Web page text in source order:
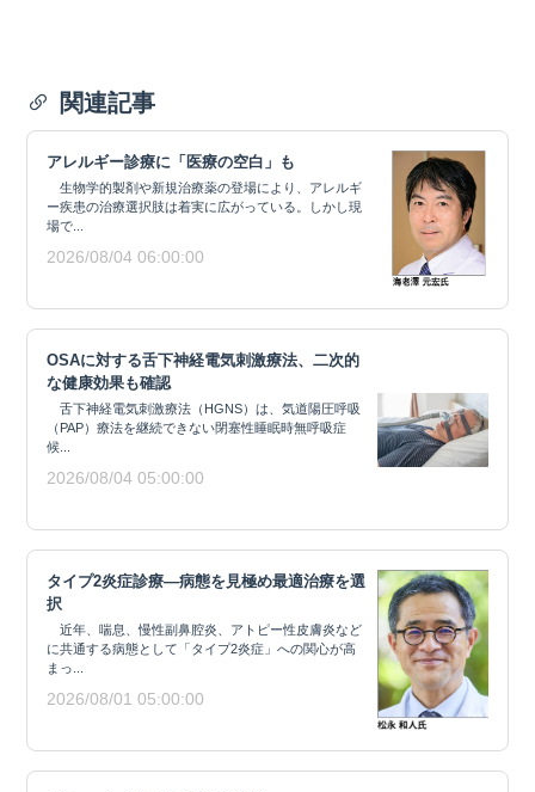
関連記事
アレルギー診療に「医療の空白」も
生物学的製剤や新規治療薬の登場により、アレルギ
ー疾患の治療選択肢は着実に広がっている。しかし現
場で...
2026/08/04 06:00:00
OSAに対する舌下神経電気刺激療法、二次的
な健康効果も確認
舌下神経電気刺激療法（HGNS）は、気道陽圧呼吸
（PAP）療法を継続できない閉塞性睡眠時無呼吸症
候...
2026/08/04 05:00:00
タイプ2炎症診療―病態を見極め最適治療を選
択
近年、喘息、慢性副鼻腔炎、アトピー性皮膚炎など
に共通する病態として「タイプ2炎症」への関心が高
まっ...
2026/08/01 05:00:00